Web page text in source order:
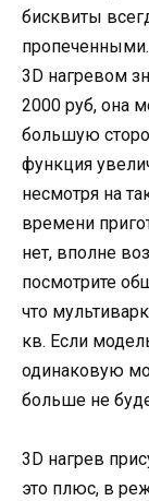
бисквиты
3D нагревом
2000 руб, она
большую
функция
несмотря на
времени
нет, вполне
посмотрите
что
кв. Если
одинаковую
больше не
3D нагрев
это плюс, в